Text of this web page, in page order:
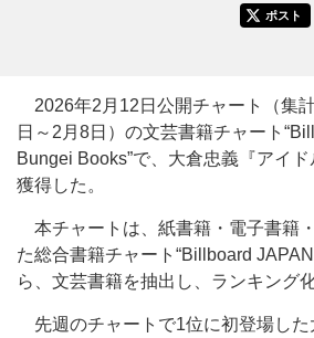
ポスト
2026年2月12日公開チャート（集
日～2月8日）の文芸書籍チャート
Bungei Books”で、大倉忠義『アイ
獲得した。
本チャートは、紙書籍・電子書籍
た総合書籍チャート“Billboard
ら、文芸書籍を抽出し、ランキング
先週のチャートで1位に初登場した